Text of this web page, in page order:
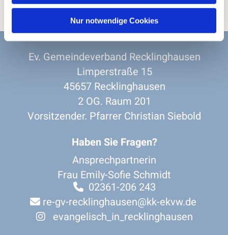
Nur notwendige Cookies
Ev. Gemeindeverband Recklinghausen
Limperstraße 15
45657 Recklinghausen
2 OG. Raum 201
Vorsitzender. Pfarrer Christian Siebold
Haben Sie Fragen?
Ansprechpartnerin
Frau Emily-Sofie Schmidt
02361-206 243
re-gv-recklinghausen@kk-ekvw.de
 evangelisch_in_recklinghausen